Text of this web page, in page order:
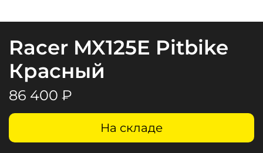
Racer MX125E Pitbike
Красный
86 400 ₽
На складе